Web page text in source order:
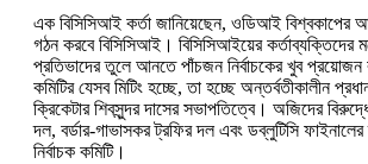
এক বিসিসিআই কর্তা জানিয়েছেন, ওডিআই বিশ্বকাপের
গঠন করবে বিসিসিআই। বিসিসিআইয়ের কর্তাব্যক্তিদের
প্রতিভাদের তুলে আনতে পাঁচজন নির্বাচকের খুব প্রয়োজন
কমিটির যেসব মিটিং হচ্ছে, তা হচ্ছে অন্তর্বতীকালীন
ক্রিকেটার শিবসুন্দর দাসের সভাপতিত্বে। অজিদের
দল, বর্ডার-গাভাসকর ট্রফির দল এবং ডব্লুটিসি
নির্বাচক কমিটি।